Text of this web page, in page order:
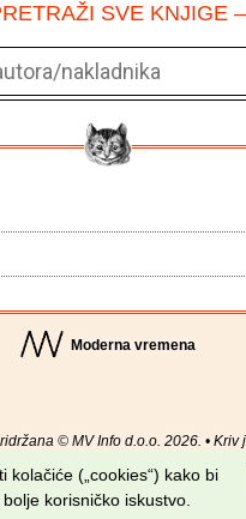
SVE KNJIGE –
Moderna vremena
© MV Info d.o.o. 2026. • Kriv
• Pomoć•Uvjeti korištenja•RSS
kolačiće („cookies“) kako bi
korisničko iskustvo.